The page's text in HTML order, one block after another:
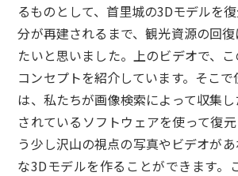
るものとして、首里城の3Dモデルを
分が再建されるまで、観光資源の回
たいと思いました。上のビデオで、
コンセプトを紹介しています。そこ
は、私たちが画像検索によって収集
されているソフトウェアを使って復
う少し沢山の視点の写真やビデオが
な3Dモデルを作ることができます。